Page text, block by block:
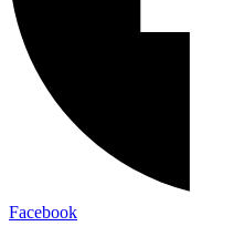
Facebook